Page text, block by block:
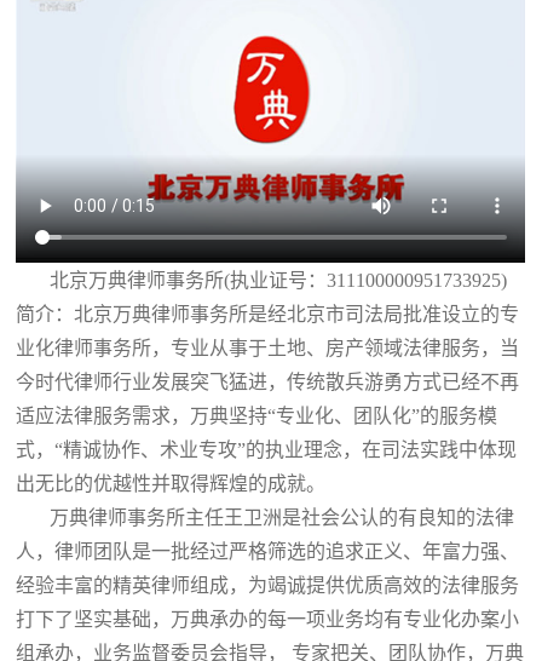
北京万典律师事务所(执业证号：311100000951733925)
简介：北京万典律师事务所是经北京市司法局批准设立的专
业化律师事务所，专业从事于土地、房产领域法律服务，当
今时代律师行业发展突飞猛进，传统散兵游勇方式已经不再
适应法律服务需求，万典坚持“专业化、团队化”的服务模
式，“精诚协作、术业专攻”的执业理念，在司法实践中体现
出无比的优越性并取得辉煌的成就。
万典律师事务所主任王卫洲是社会公认的有良知的法律
人，律师团队是一批经过严格筛选的追求正义、年富力强、
经验丰富的精英律师组成，为竭诚提供优质高效的法律服务
打下了坚实基础，万典承办的每一项业务均有专业化办案小
组承办，业务监督委员会指导， 专家把关、团队协作，万典